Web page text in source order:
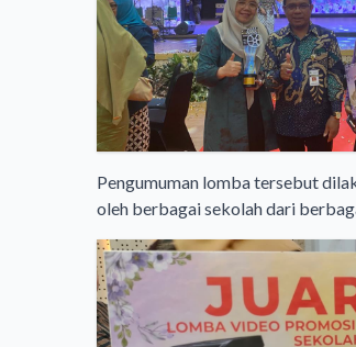
Pengumuman lomba tersebut
oleh berbagai sekolah dari